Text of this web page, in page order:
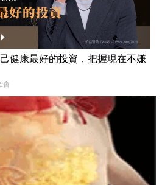
健康最好的投資，把握現在不嫌
會